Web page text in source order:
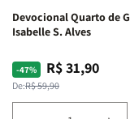
Devocional Quarto de
Isabelle S. Alves
-47%
Preço
normal
De:R$ 59,90
Preço
promocional
R$ 31,90